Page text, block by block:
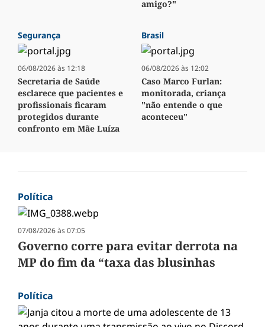
amigo?"
Segurança
06/08/2026 às 12:18
Secretaria de Saúde
esclarece que pacientes e
profissionais ficaram
protegidos durante
confronto em Mãe Luíza
Brasil
06/08/2026 às 12:02
Caso Marco Furlan:
monitorada, criança
"não entende o que
aconteceu"
Política
07/08/2026 às 07:05
Governo corre para evitar derrota na
MP do fim da “taxa das blusinhas
Política